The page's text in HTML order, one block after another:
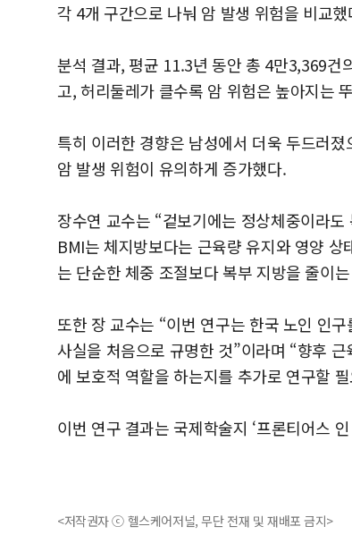
각 4개 구간으로 나눠 암 발생 위험을 비교했
분석 결과, 평균 11.3년 동안 총 4만3,369건
고, 허리둘레가 클수록 암 위험은 높아지는
특히 이러한 경향은 남성에서 더욱 두드러
암 발생 위험이 유의하게 증가했다.
장수연 교수는 “겉보기에는 정상체중이라
BMI는 체지방보다는 근육량 유지와 영양
는 단순한 체중 조절보다 복부 지방을 줄이
또한 장 교수는 “이번 연구는 한국 노인 인
사실을 처음으로 규명한 것”이라며 “향후
에 보호적 역할을 하는지를 추가로 연구할
이번 연구 결과는 국제학술지 ‘프론티어스
<저작권자 ⓒ 헬스케어저널, 무단 전재 및 재배포 금지>